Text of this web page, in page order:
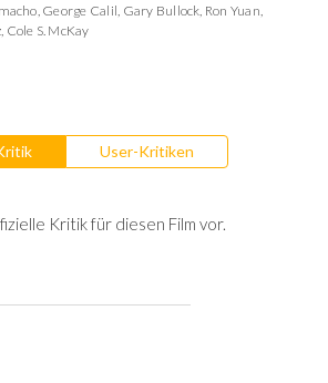
, George Calil, Gary Bullock, Ron Yuan,
, Cole S. McKay
User-Kritiken
Kritik für diesen Film vor.